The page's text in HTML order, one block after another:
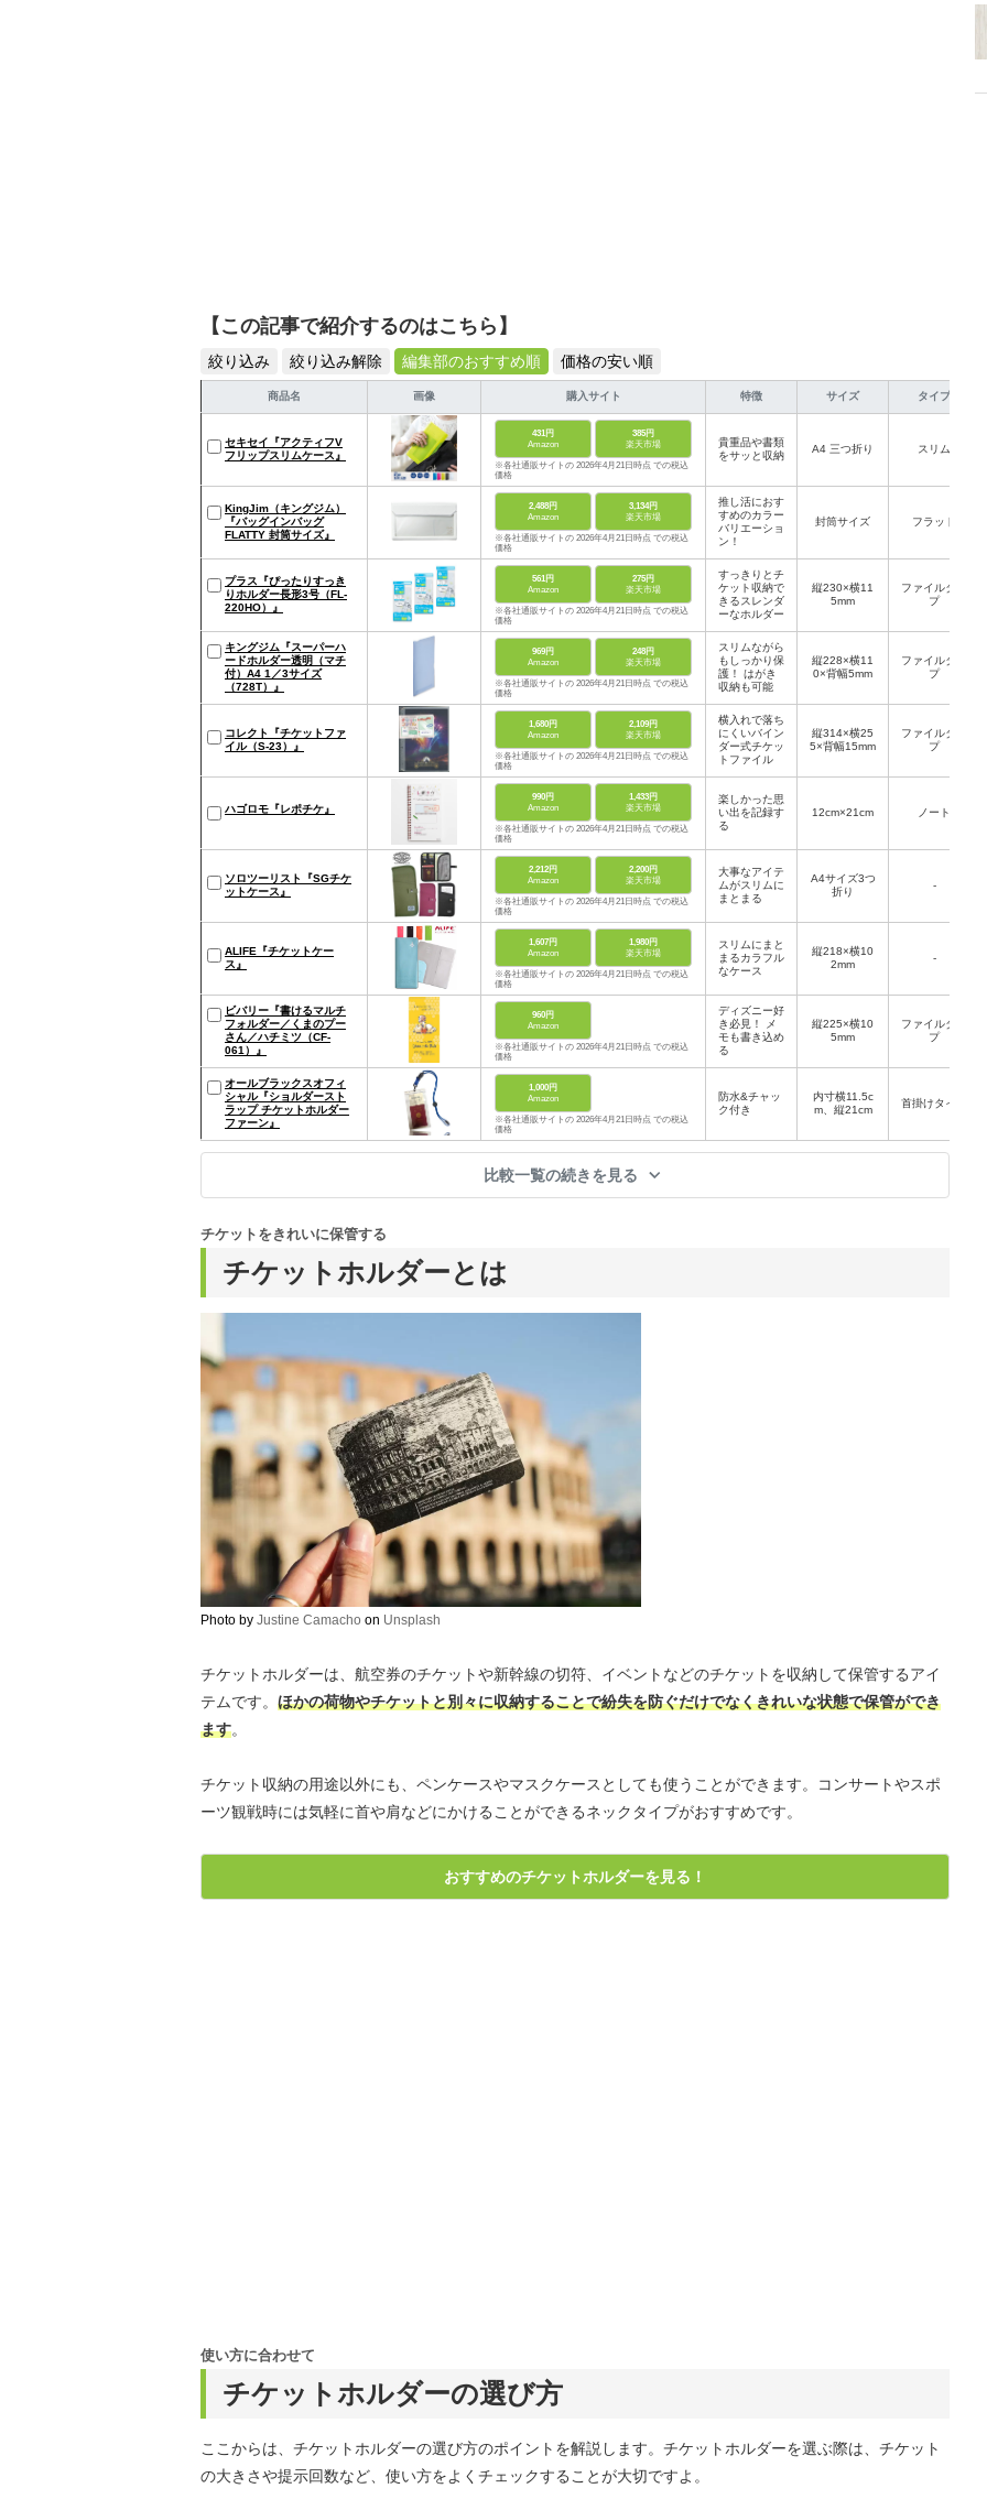
【この記事で紹介するのはこちら】
絞り込み 絞り込み解除 編集部のおすすめ順 価格の安い順
商品名 画像 購入サイト 特徴 サイズ タイプ
セキセイ『アクティフV
フリップスリムケース』
431円
Amazon
385円
楽天市場
※各社通販サイトの 2026年4月21日時点 での税込
価格
貴重品や書類
をサッと収納
A4 三つ折り スリム
KingJim（キングジム）
『バッグインバッグ
FLATTY 封筒サイズ』
2,488円
Amazon
3,134円
楽天市場
※各社通販サイトの 2026年4月21日時点 での税込
価格
推し活におす
すめのカラー
バリエーショ
ン！
封筒サイズ フラット
プラス『ぴったりすっき
りホルダー長形3号（FL-
220HO）』
561円
Amazon
275円
楽天市場
※各社通販サイトの 2026年4月21日時点 での税込
価格
すっきりとチ
ケット収納で
きるスレンダ
ーなホルダー
縦230×横11
5mm
ファイルタイ
プ
キングジム『スーパーハ
ードホルダー透明（マチ
付）A4 1／3サイズ
（728T）』
969円
Amazon
248円
楽天市場
※各社通販サイトの 2026年4月21日時点 での税込
価格
スリムながら
もしっかり保
護！ はがき
収納も可能
縦228×横11
0×背幅5mm
ファイルタイ
プ
コレクト『チケットファ
イル（S-23）』
1,680円
Amazon
2,109円
楽天市場
※各社通販サイトの 2026年4月21日時点 での税込
価格
横入れで落ち
にくいバイン
ダー式チケッ
トファイル
縦314×横25
5×背幅15mm
ファイルタイ
プ
ハゴロモ『レポチケ』
990円
Amazon
1,433円
楽天市場
※各社通販サイトの 2026年4月21日時点 での税込
価格
楽しかった思
い出を記録す
る
12cm×21cm ノート
ソロツーリスト『SGチケ
ットケース』
2,212円
Amazon
2,200円
楽天市場
※各社通販サイトの 2026年4月21日時点 での税込
価格
大事なアイテ
ムがスリムに
まとまる
A4サイズ3つ
折り
-
ALIFE『チケットケー
ス』
1,607円
Amazon
1,980円
楽天市場
※各社通販サイトの 2026年4月21日時点 での税込
価格
スリムにまと
まるカラフル
なケース
縦218×横10
2mm
-
ビバリー『書けるマルチ
フォルダー／くまのプー
さん／ハチミツ（CF-
061）』
960円
Amazon
※各社通販サイトの 2026年4月21日時点 での税込
価格
ディズニー好
き必見！ メ
モも書き込め
る
縦225×横10
5mm
ファイルタイ
プ
オールブラックスオフィ
シャル『ショルダースト
ラップ チケットホルダー
ファーン』
1,000円
Amazon
※各社通販サイトの 2026年4月21日時点 での税込
価格
防水&チャッ
ク付き
内寸横11.5c
m、縦21cm
首掛けタイプ
比較一覧の続きを見る
チケットホルダーとは
チケットをきれいに保管する
Photo by Justine Camacho on Unsplash
チケットホルダーは、航空券のチケットや新幹線の切符、イベントなどのチケットを収納して保管するアイ
テムです。 ほかの荷物やチケットと別々に収納することで紛失を防ぐだけでなくきれいな状態で保管ができ
ます。
チケット収納の用途以外にも、ペンケースやマスクケースとしても使うことができます。コンサートやスポ
ーツ観戦時には気軽に首や肩などにかけることができるネックタイプがおすすめです。
おすすめのチケットホルダーを見る！
チケットホルダーの選び方
使い方に合わせて
ここからは、チケットホルダーの選び方のポイントを解説します。チケットホルダーを選ぶ際は、チケット
の大きさや提示回数など、使い方をよくチェックすることが大切ですよ。